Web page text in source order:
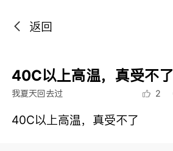
返回
40C以上高温，真受不了
我夏天回去过 2
40C以上高温，真受不了